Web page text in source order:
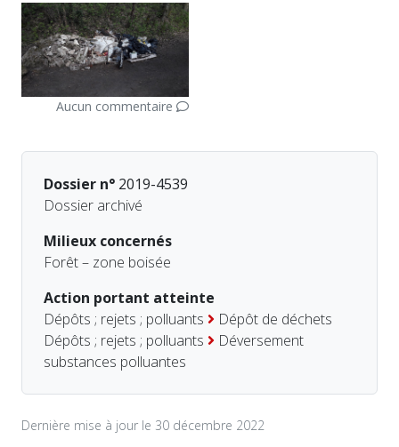
Aucun commentaire
Dossier n° 2019-4539
Dossier archivé
Milieux concernés
Forêt – zone boisée
Action portant atteinte
Dépôts ; rejets ; polluants
Dépôt de déchets
Dépôts ; rejets ; polluants
Déversement
substances polluantes
Dernière mise à jour le 30 décembre 2022